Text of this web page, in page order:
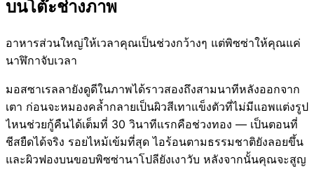
บนโต๊ะช่างภาพ
อาหารส่วนใหญ่ให้เวลาคุณเป็นช่วงกว้างๆ แต่พิซซ่าให้คุณแค่
นาฬิกาจับเวลา
มอสซาเรลลายังดูดีในภาพได้ราวสองถึงสามนาทีหลังออกจาก
เตา ก่อนจะหมองคล้ำกลายเป็นผิวสีเทาแข็งตัวที่ไม่มีแอพแต่งรูป
ไหนช่วยกู้คืนได้เต็มที่ 30 วินาทีแรกคือช่วงทอง — เป็นตอนที่
ชีสยืดได้จริง รอยไหม้เข้มที่สุด ไอร้อนตามธรรมชาติยังลอยขึ้น
และผิวฟองบนขอบพิซซ่านาโปลียังเงาวับ หลังจากนั้นคุณจะสูญ